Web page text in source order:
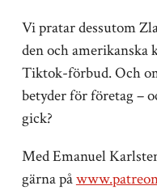
Vi pratar dessutom
den och amerikanska
Tiktok-förbud. Och
betyder för företag –
gick?
Med Emanuel
gärna på